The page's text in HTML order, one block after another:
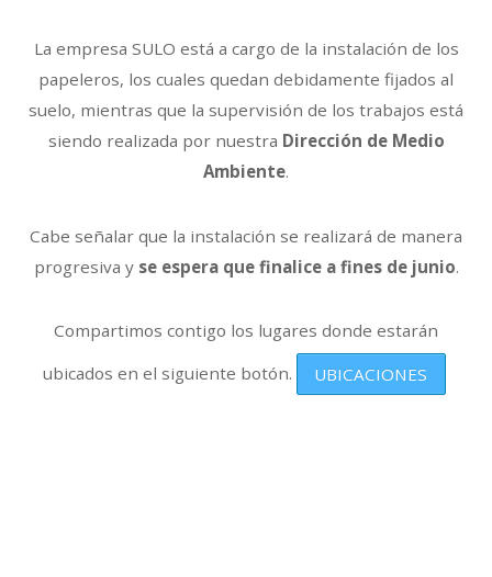
La empresa SULO está a cargo de la instalación de los
papeleros, los cuales quedan debidamente fijados al
suelo, mientras que la supervisión de los trabajos está
siendo realizada por nuestra Dirección de Medio
Ambiente.
Cabe señalar que la instalación se realizará de manera
progresiva y se espera que finalice a fines de junio.
Compartimos contigo los lugares donde estarán
ubicados en el siguiente botón.
UBICACIONES